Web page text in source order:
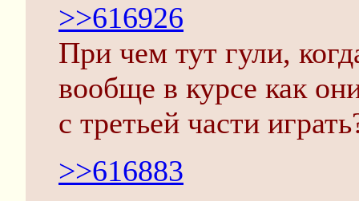
>>616926
При чем тут гули,
вообще в курсе как
с третьей части
>>616883